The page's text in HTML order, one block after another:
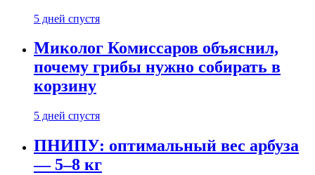
5 дней спустя
Миколог Комиссаров объяснил,
почему грибы нужно собирать в
корзину
5 дней спустя
ПНИПУ: оптимальный вес арбуза
— 5–8 кг